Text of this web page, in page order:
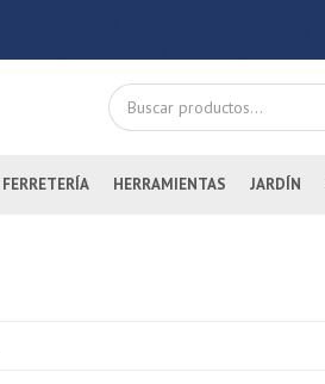
FERRETERÍA HERRAMIENTAS JARDÍN